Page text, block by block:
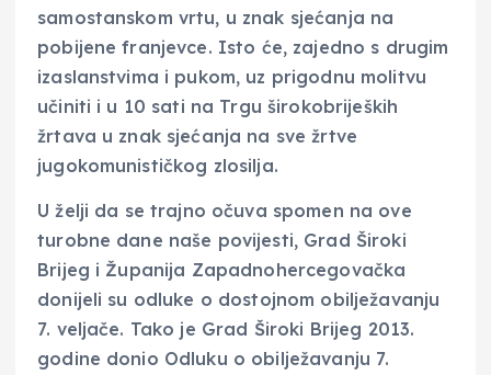
samostanskom vrtu, u znak sjećanja na
pobijene franjevce. Isto će, zajedno s drugim
izaslanstvima i pukom, uz prigodnu molitvu
učiniti i u 10 sati na Trgu širokobrijeških
žrtava u znak sjećanja na sve žrtve
jugokomunističkog zlosilja.
U želji da se trajno očuva spomen na ove
turobne dane naše povijesti, Grad Široki
Brijeg i Županija Zapadnohercegovačka
donijeli su odluke o dostojnom obilježavanju
7. veljače. Tako je Grad Široki Brijeg 2013.
godine donio Odluku o obilježavanju 7.